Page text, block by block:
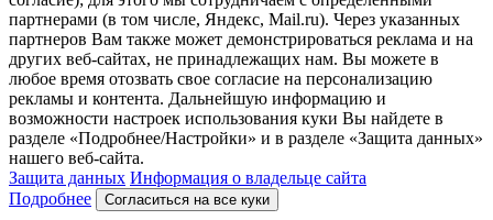
партнерами (в том числе, Яндекс, Mail.ru). Через указанных
партнеров Вам также может демонстрироваться реклама и на
других веб-сайтах, не принадлежащих нам. Вы можете в
любое время отозвать свое согласие на персонализацию
рекламы и контента. Дальнейшую информацию и
возможности настроек использования куки Вы найдете в
разделе «Подробнее/Настройки» и в разделе «Защита данных»
нашего веб-сайта.
Защита данных Информация о владельце сайта
Подробнее
Согласиться на все куки